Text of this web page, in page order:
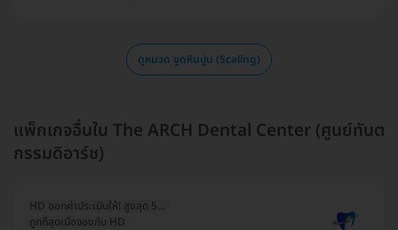
ดูหมวด ขูดหินปูน (Scaling)
แพ็กเกจอื่นใน The ARCH Dental Center (ศูนย์ทันต
กรรมดิอาร์ช)
HD ออกค่าประเมินให้! สูงสุด 500 บ.
ถูกที่สุดเมื่อจองกับ HD